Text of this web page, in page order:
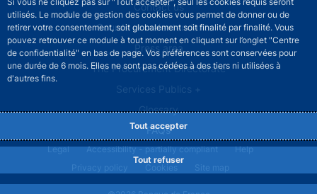
utilisés. Le module de gestion des cookies vous permet de donner ou de
retirer votre consentement, soit globalement soit finalité par finalité. Vous
pouvez retrouver ce module à tout moment en cliquant sur l’onglet "Centre
de confidentialité" en bas de page. Vos préférences sont conservées pour
une durée de 6 mois. Elles ne sont pas cédées à des tiers ni utilisées à
d'autres fins.
Tout accepter
Tout refuser
Footer secondary menuContact us
Sourds et malentendants
Press area
The Procurement Directorate
Services Publics +
Glossary
FAQs
Footer legal notice menu
Legal Accessibility - partially compliant
Help
Privacy policy
Cookies Site map